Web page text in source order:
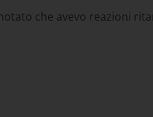
che avevo reazioni